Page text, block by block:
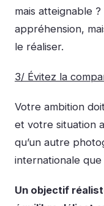
mais atteignable
appréhension,
le réaliser.
3/ Évitez la
Votre ambition
et votre situation
qu’un autre
internationale
Un objectif